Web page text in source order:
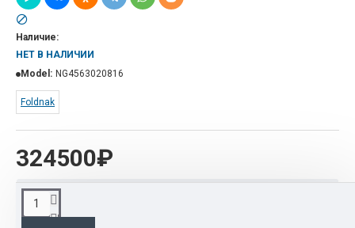
324500₽
Наличие:
НЕТ В НАЛИЧИИ
Model: NG4563020816
Foldnak
ОПИСАНИЕ